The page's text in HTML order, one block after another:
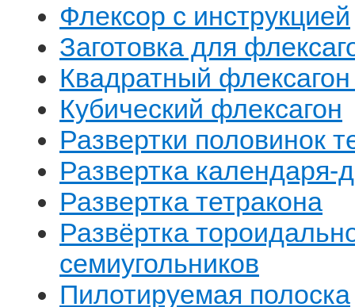
Флексор с инструкцией
Заготовка для
Квадратный
Кубический флексагон
Развертки половинок
Развертка календаря-
Развертка тетракона
Развёртка
семиугольников
Пилотируемая полоска